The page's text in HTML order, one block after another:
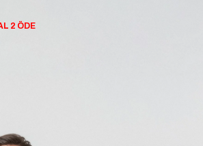
2 ÖDE